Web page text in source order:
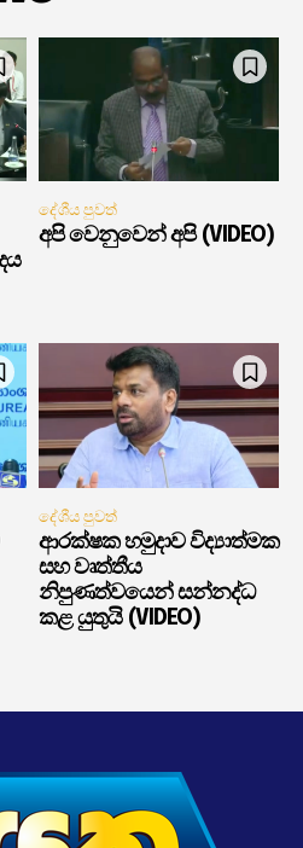
දේශීය පුවත්
අපි වෙනුවෙන් අපි (VIDEO)
දේශීය පුවත්
ආරක්ෂක හමුදාව විද්‍යාත්මක
සහ වෘත්තීය
නිපුණත්වයෙන් සන්නද්ධ
කළ යුතුයි (VIDEO)